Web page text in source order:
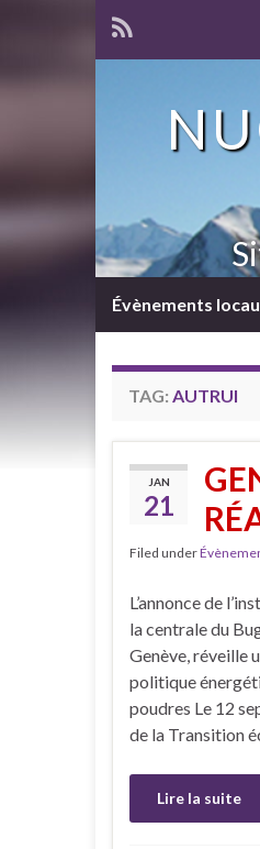
Évènements
TAG: AUTRUI
JAN
21
Filed under
L’annonce de
la centrale du
Genève, réveille
politique
poudres Le 12
de la Transition
Lire la suite